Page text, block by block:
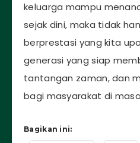
keluarga mampu
sejak dini, maka tidak
berprestasi yang kita
generasi yang siap
tantangan zaman, dan
bagi masyarakat di
Bagikan ini: